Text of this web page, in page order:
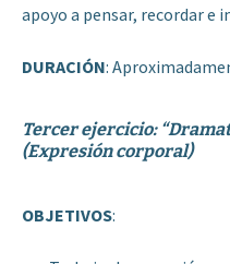
apoyo a pensar, recordar e
DURACIÓN:
Tercer ejercicio:
(Expresión corporal)
OBJETIVOS: